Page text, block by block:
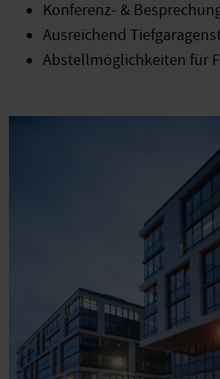
Konferenz- &
Ausreichend
Abstellmöglichkeiten für